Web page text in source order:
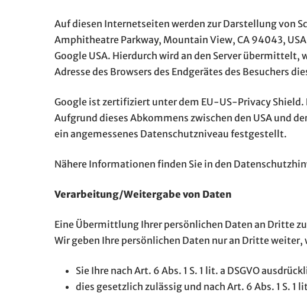
Auf diesen Internetseiten werden zur Darstellung von
Amphitheatre Parkway, Mountain View, CA 94043,
Google USA. Hierdurch wird an den Server
Adresse des Browsers des Endgerätes des Besuchers
Google ist zertifiziert unter dem EU-US-Privacy
Aufgrund dieses Abkommens zwischen den USA und
ein angemessenes Datenschutzniveau festgestellt.
Nähere Informationen finden Sie in den
Verarbeitung/Weitergabe von Daten
Eine Übermittlung Ihrer persönlichen Daten an Dritte
Wir geben Ihre persönlichen Daten nur an Dritte weiter,
Sie Ihre nach Art. 6 Abs. 1 S. 1 lit. a DSGVO
dies gesetzlich zulässig und nach Art. 6 Abs. 1 S.